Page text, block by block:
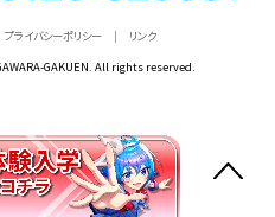
GAKUEN. All rights reserved.
プライバシーポリシー リンク